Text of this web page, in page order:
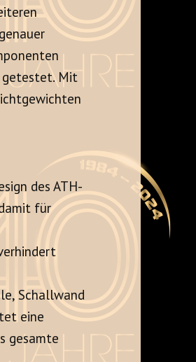
getestet. Mit
des ATH-
für
Schallwand
eine
gesamte